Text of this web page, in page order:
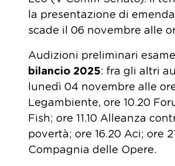
la presentazione di
scade il 06 novembre alle
Audizioni preliminari esame
bilancio 2025: fra gli altri
lunedì 04 novembre alle
Legambiente, ore 10.20
Fish; ore 11.10 Alleanza
povertà; ore 16.20 Aci; ore
Compagnia delle Opere.